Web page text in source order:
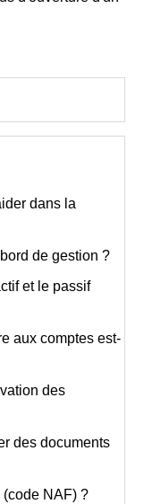
dans la
de gestion ?
et le passif
aux comptes est-
des
des documents
NAF) ?